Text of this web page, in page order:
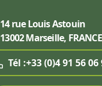
14 rue Louis Astouin
13002 Marseille, FRANCE
Tél :+33 (0)4 91 56 06